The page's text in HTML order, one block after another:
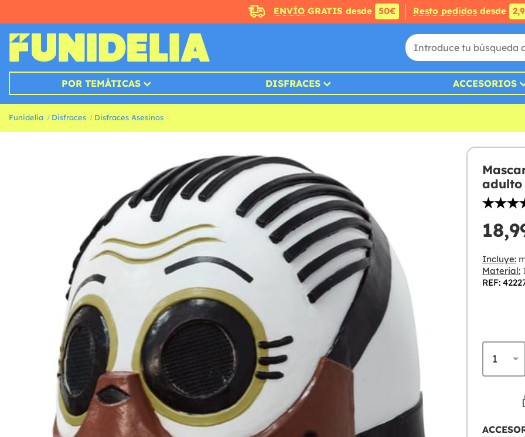
ENVÍOGRATIS desde 50€ Resto pedidosdesde
POR TEMÁTICAS DISFRACES ACCESORIOS
Funidelia Disfraces Disfraces Asesinos
adulto
Incluye:
Material:
REF: